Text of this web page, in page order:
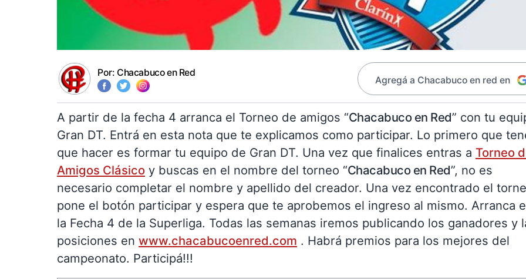
Por: Chacabuco en Red
Agregá a Chacabuco en red en
A partir de la fecha 4 arranca el Torneo de amigos “Chacabuco en Red” con tu
Gran DT. Entrá en esta nota que te explicamos como participar. Lo primero que
que hacer es formar tu equipo de Gran DT. Una vez que finalices entras a Torneo
Amigos Clásico y buscas en el nombre del torneo “Chacabuco en Red”, no es
necesario completar el nombre y apellido del creador. Una vez encontrado el
pone el botón participar y espera que te aprobemos el ingreso al mismo. Arranca
la Fecha 4 de la Superliga. Todas las semanas iremos publicando los ganadores y
posiciones en www.chacabucoenred.com . Habrá premios para los mejores del
campeonato. Participá!!!